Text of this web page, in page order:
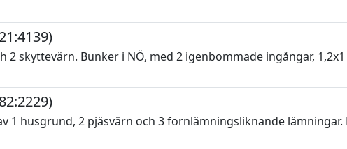
skyttevärn. Bunker i NÖ, med 2 igenbommade ingångar,
1 husgrund, 2 pjäsvärn och 3 fornlämningsliknande